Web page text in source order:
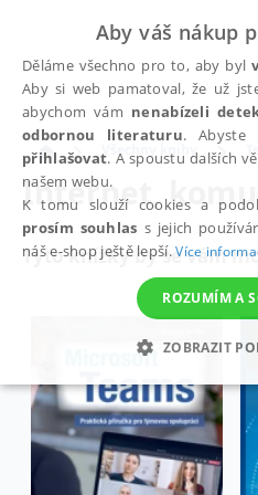
Všechny knihy
Internet,
Tyto knížky by se vám
Aby váš nákup
Děláme všechno pro to, aby byl
Aby si web pamatoval, že už
abychom vám nenabízeli
odbornou literaturu. Abyste
přihlašovat. A spoustu dalších
našem webu.
K tomu slouží cookies a
prosím souhlas s jejich
náš e-shop ještě lepší.Více
ROZUMÍM A
ZOBRAZIT
NEZBYTNÉ
FUNKČNÍ